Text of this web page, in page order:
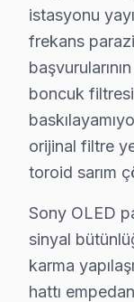
· Pendik
· Pendik
Sony TV
Pendik'de
Sony TV
istasyonu
frekans
boncuk
orijinal filtre
toroid sarım
Sony OLED
sinyal
karma
hattı